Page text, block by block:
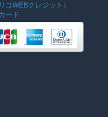
コWEBクレジット）
ード